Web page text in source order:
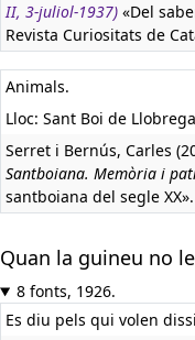
II, 3-juliol-1937) «Del
Revista Curiositats de
Animals.
Lloc: Sant Boi de
Serret i Bernús, Carles
Santboiana. Memòria i
santboiana del segle
Quan la guineu no
8 fonts, 1926.
Es diu pels qui volen